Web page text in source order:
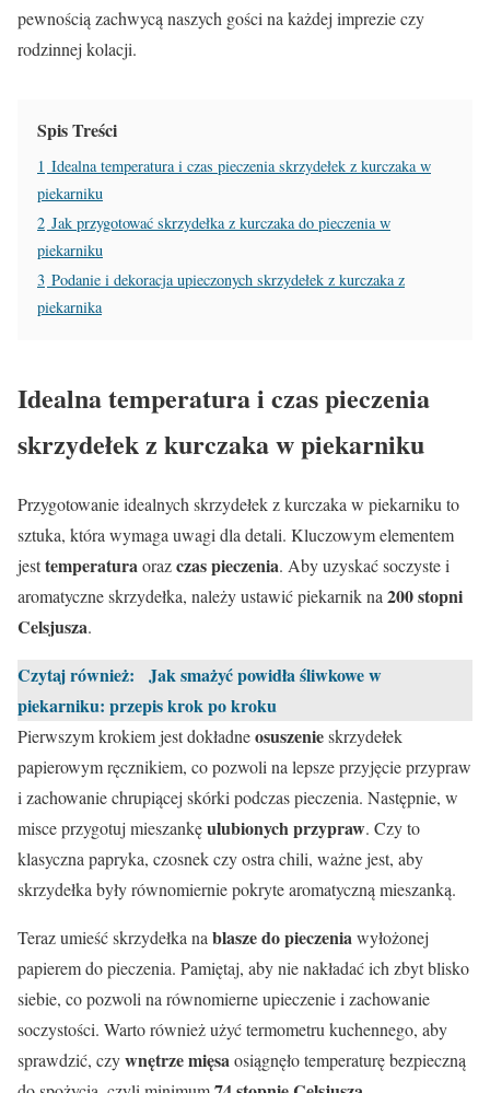
pewnością zachwycą naszych gości na każdej imprezie czy
rodzinnej kolacji.
Spis Treści
1 Idealna temperatura i czas pieczenia skrzydełek z kurczaka w
piekarniku
2 Jak przygotować skrzydełka z kurczaka do pieczenia w
piekarniku
3 Podanie i dekoracja upieczonych skrzydełek z kurczaka z
piekarnika
Idealna temperatura i czas pieczenia
skrzydełek z kurczaka w piekarniku
Przygotowanie idealnych skrzydełek z kurczaka w piekarniku to
sztuka, która wymaga uwagi dla detali. Kluczowym elementem
jesttemperaturaorazczas pieczenia. Aby uzyskać soczyste i
aromatyczne skrzydełka, należy ustawić piekarnik na 200 stopni
Celsjusza.
Czytaj również:
Jak smażyć powidła śliwkowe w
piekarniku: przepis krok po kroku
Pierwszym krokiem jest dokładneosuszenieskrzydełek
papierowym ręcznikiem, co pozwoli na lepsze przyjęcie przypraw
i zachowanie chrupiącej skórki podczas pieczenia. Następnie, w
misce przygotuj mieszankęulubionych przypraw. Czy to
klasyczna papryka, czosnek czy ostra chili, ważne jest, aby
skrzydełka były równomiernie pokryte aromatyczną mieszanką.
Teraz umieść skrzydełka na blasze do pieczeniawyłożonej
papierem do pieczenia. Pamiętaj, aby nie nakładać ich zbyt blisko
siebie, co pozwoli na równomierne upieczenie i zachowanie
soczystości. Warto również użyć termometru kuchennego, aby
sprawdzić, czywnętrze mięsaosiągnęło temperaturę bezpieczną